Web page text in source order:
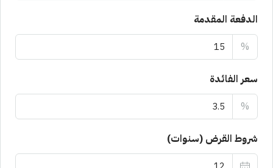
الدفعة المقدمة
%
سعر الفائدة
%
شروط القرض (سنوات)